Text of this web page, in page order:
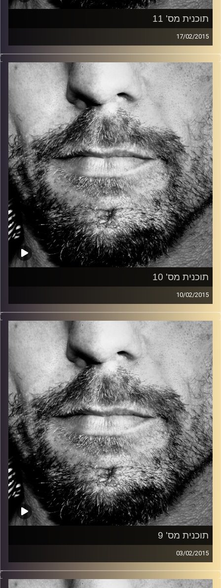
תוכנית מס' 11
17/02/2015
זיפים, מוזיקה מחוספסת של הופעות חיות. הרבה ג'אם, רוק,
בלוז, bluegrass, ג'אז, Fאנק, פרוגרסיב ואפילו אלקטרוניקה.
כל מה שחי, אמיתי ונושם.
עם שמוליק רגב.
קרדיט תמונות: David Goehring
תוכנית מס' 10
10/02/2015
זיפים, מוזיקה מחוספסת של הופעות חיות. הרבה ג'אם, רוק,
בלוז, bluegrass, ג'אז, Fאנק, פרוגרסיב ואפילו אלקטרוניקה.
כל מה שחי, אמיתי ונושם.
עם שמוליק רגב.
קרדיט תמונות: David Goehring
תוכנית מס' 9
03/02/2015
זיפים, מוזיקה מחוספסת של הופעות חיות. הרבה ג'אם, רוק,
בלוז, bluegrass, ג'אז, Fאנק, פרוגרסיב ואפילו אלקטרוניקה.